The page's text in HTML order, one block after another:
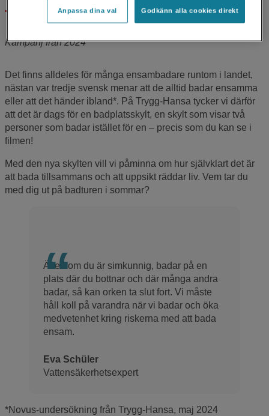
Kampanj från 2024
Det finns alldeles för många ensambadare runtom i landet,
nästan var tredje svensk menar att de alltid badar ensamma
eller att det händer ibland*. På Trygg-Hansa tycker vi därför
att det är dags för en badplatsskylt, en skylt som visar två
personer som badar istället för en – precis som du kan se i
filmen!
Med den nya skylten vill vi påminna om hur självklart det är
att bada tillsammans och att uppsikt räddar liv. Vem tar du
med dig ut på badturen i sommar?
Även om du är simkunnig, badar på en
plats där du bottnar och där många andra
badar, så kan orken ta slut fort. Vi måste
håll koll på varandra när vi badar och öka
medvetenhet kring riskerna med att bada
ensam.
Eva Schüler
Vattensäkerhetsexpert
*Novus-undersökning från Trygg-Hansa, maj 2024
Anpassa dina val Godkänn alla cookies direkt